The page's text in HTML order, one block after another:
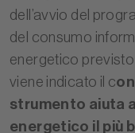
dell’avvio del
del consumo
energetico
viene indicato il c
strumento aiuta
energetico il più